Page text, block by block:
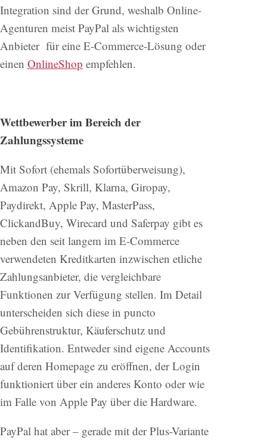
Integration sind der Grund, weshalb Online-
Agenturen meist PayPal als wichtigsten
Anbieter für eine E-Commerce-Lösung oder
einen OnlineShop empfehlen.
Wettbewerber im Bereich der
Zahlungssysteme
Mit Sofort (ehemals Sofortüberweisung),
Amazon Pay, Skrill, Klarna, Giropay,
Paydirekt, Apple Pay, MasterPass,
ClickandBuy, Wirecard und Saferpay gibt es
neben den seit langem im E-Commerce
verwendeten Kreditkarten inzwischen etliche
Zahlungsanbieter, die vergleichbare
Funktionen zur Verfügung stellen. Im Detail
unterscheiden sich diese in puncto
Gebührenstruktur, Käuferschutz und
Identifikation. Entweder sind eigene Accounts
auf deren Homepage zu eröffnen, der Login
funktioniert über ein anderes Konto oder wie
im Falle von Apple Pay über die Hardware.
PayPal hat aber – gerade mit der Plus-Variante